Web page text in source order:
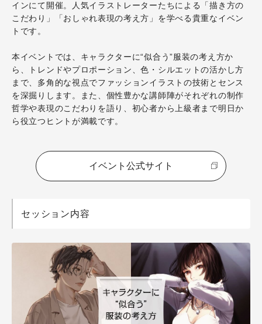
インにて開催。人気イラストレーターたちによる「描き方の
こだわり」「おしゃれ表現の考え方」を学べる貴重なイベン
トです。
本イベントでは、キャラクターに“似合う”服装の考え方か
ら、トレンドやプロポーション、色・シルエットの活かし方
まで、多角的な視点でファッションイラストの技術とセンス
を深掘りします。また、個性豊かな講師陣がそれぞれの制作
哲学や表現のこだわりを語り、初心者から上級者まで明日か
ら役立つヒントが満載です。
イベント公式サイト
セッション内容